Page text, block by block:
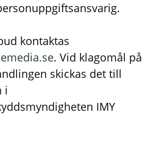
kontaktas
. Vid klagomål på
skickas det till
i
IMY